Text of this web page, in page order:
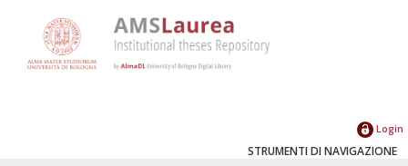
Login
STRUMENTI DI NAVIGAZIONE